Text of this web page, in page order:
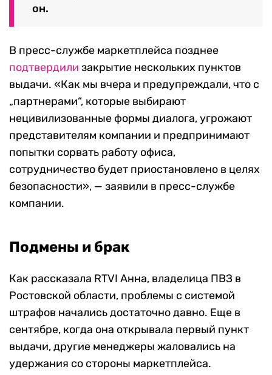
он.
В пресс-службе маркетплейса позднее
подтвердили закрытие нескольких пунктов
выдачи. «Как мы вчера и предупреждали, что с
„партнерами“, которые выбирают
нецивилизованные формы диалога, угрожают
представителям компании и предпринимают
попытки сорвать работу офиса,
сотрудничество будет приостановлено в целях
безопасности», — заявили в пресс-службе
компании.
Подмены и брак
Как рассказала RTVI Анна, владелица ПВЗ в
Ростовской области, проблемы с системой
штрафов начались достаточно давно. Еще в
сентябре, когда она открывала первый пункт
выдачи, другие менеджеры жаловались на
удержания со стороны маркетплейса.